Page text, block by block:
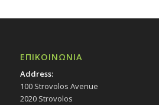
ΕΠΙΚΟΙΝΩΝΙΑ
Address:
100 Strovolos Avenue
2020 Strovolos